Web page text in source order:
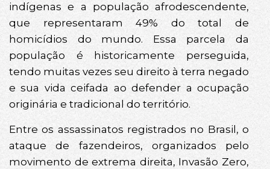
indígenas e a população afrodescendente,
que representaram 49% do total de
homicídios do mundo. Essa parcela da
população é historicamente perseguida,
tendo muitas vezes seu direito à terra negado
e sua vida ceifada ao defender a ocupação
originária e tradicional do território.
Entre os assassinatos registrados no Brasil, o
ataque de fazendeiros, organizados pelo
movimento de extrema direita, Invasão Zero,